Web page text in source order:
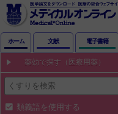
ホーム 文献 電子書籍
薬効で探す（医療用薬）
類義語を使用する